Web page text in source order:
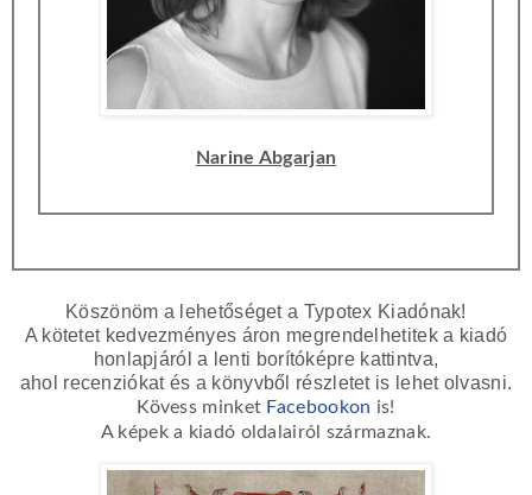
Narine Abgarjan
Köszönöm a lehetőséget a Typotex Kiadónak!
A kötetet kedvezményes áron megrendelhetitek a kiadó
honlapjáról a lenti borítóképre kattintva,
ahol recenziókat és a könyvből részletet is lehet olvasni.
Kövess minket Facebookon is!
A képek a kiadó oldalairól származnak.